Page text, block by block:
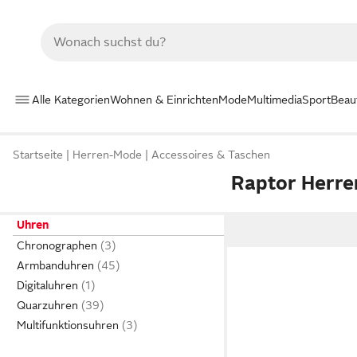
Alle KategorienWohnen & EinrichtenModeMultimediaSport
Startseite Herren-Mode Accessoires & Taschen
Raptor
Uhren
Chronographen
Armbanduhren
Digitaluhren
Quarzuhren
Multifunktionsuhren